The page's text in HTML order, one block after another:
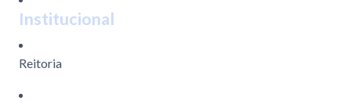
Institucional
Reitoria